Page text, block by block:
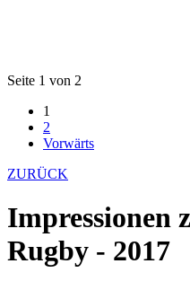
Seite 1 von 2
1
2
Vorwärts
ZURÜCK
Impressionen
Rugby - 2017